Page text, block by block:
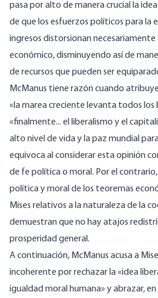
pasa por alto de manera crucial la
de que los esfuerzos políticos para la
ingresos distorsionan necesariamente
económico, disminuyendo así de
de recursos que pueden ser
McManus tiene razón cuando
«la marea creciente levanta todos los
«finalmente... el liberalismo y el
alto nivel de vida y la paz mundial
equivoca al considerar esta opinión
de fe política o moral. Por el
política y moral de los teoremas
Mises relativos a la naturaleza de la
demuestran que no hay atajos
prosperidad general.
A continuación, McManus acusa a
incoherente por rechazar la «idea
igualdad moral humana» y abrazar,